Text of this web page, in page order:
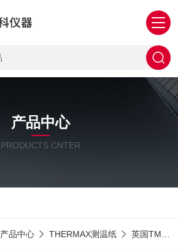
产品中心
PRODUCTS CNTER
产品中心 THERMAX测温纸 英国TMC测温条